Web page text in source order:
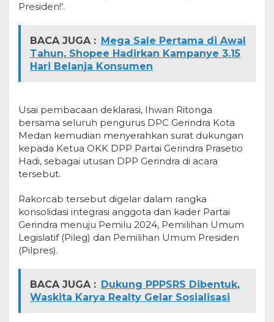
Presiden!’.
BACA JUGA : Mega Sale Pertama di Awal
Tahun, Shopee Hadirkan Kampanye 3.15
Hari Belanja Konsumen
Usai pembacaan deklarasi, Ihwan Ritonga
bersama seluruh pengurus DPC Gerindra Kota
Medan kemudian menyerahkan surat dukungan
kepada Ketua OKK DPP Partai Gerindra Prasetio
Hadi, sebagai utusan DPP Gerindra di acara
tersebut.
Rakorcab tersebut digelar dalam rangka
konsolidasi integrasi anggota dan kader Partai
Gerindra menuju Pemilu 2024, Pemilihan Umum
Legislatif (Pileg) dan Pemilihan Umum Presiden
(Pilpres).
BACA JUGA : Dukung PPPSRS Dibentuk,
Waskita Karya Realty Gelar Sosialisasi